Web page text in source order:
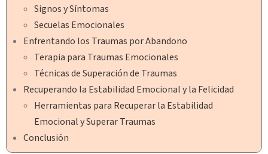
Signos y Síntomas
Secuelas Emocionales
Enfrentando los Traumas por Abandono
Terapia para Traumas Emocionales
Técnicas de Superación de Traumas
Recuperando la Estabilidad Emocional y la Felicidad
Herramientas para Recuperar la Estabilidad
Emocional y Superar Traumas
Conclusión